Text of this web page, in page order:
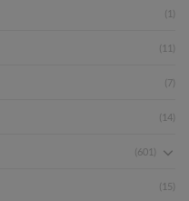
(1)
(11)
(7)
(14)
(601)
(15)